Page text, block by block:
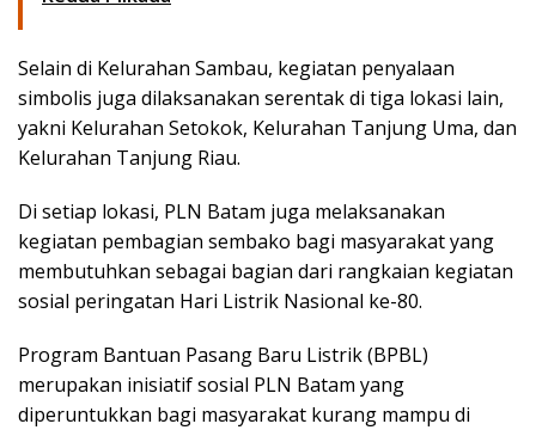
Selain di Kelurahan Sambau, kegiatan penyalaan
simbolis juga dilaksanakan serentak di tiga lokasi lain,
yakni Kelurahan Setokok, Kelurahan Tanjung Uma, dan
Kelurahan Tanjung Riau.
Di setiap lokasi, PLN Batam juga melaksanakan
kegiatan pembagian sembako bagi masyarakat yang
membutuhkan sebagai bagian dari rangkaian kegiatan
sosial peringatan Hari Listrik Nasional ke-80.
Program Bantuan Pasang Baru Listrik (BPBL)
merupakan inisiatif sosial PLN Batam yang
diperuntukkan bagi masyarakat kurang mampu di